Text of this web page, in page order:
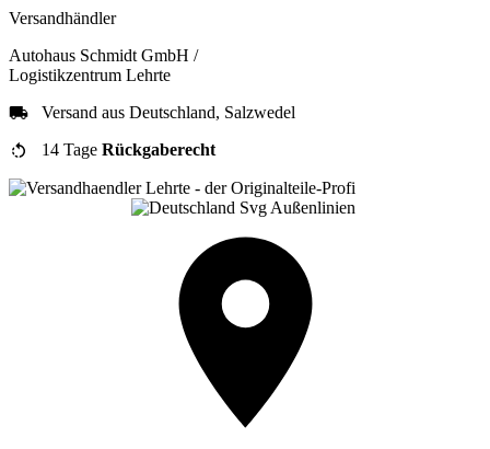
Versandhändler
Autohaus Schmidt GmbH /
Logistikzentrum Lehrte
Versand aus Deutschland, Salzwedel
14 Tage Rückgaberecht